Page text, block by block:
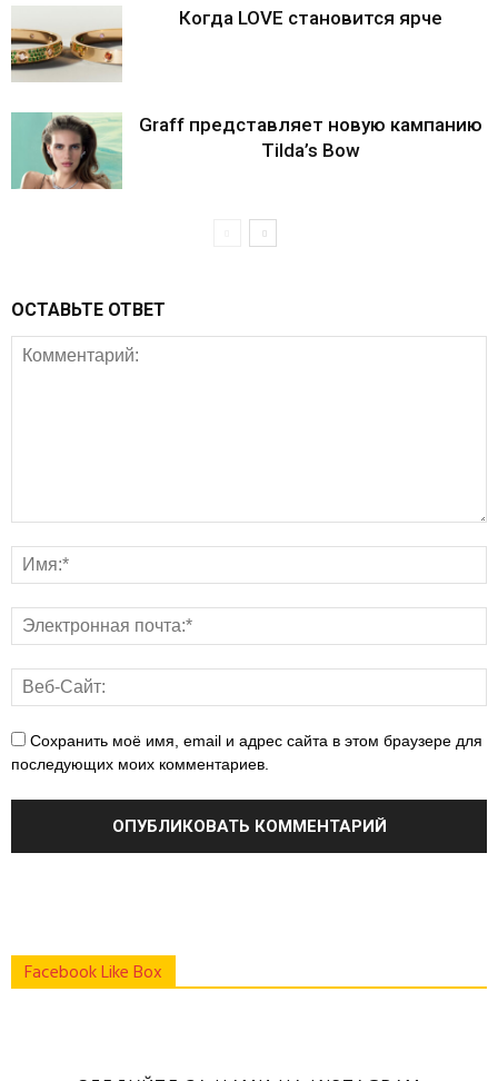
Когда LOVE становится ярче
Graff представляет новую кампанию
Tilda’s Bow
ОСТАВЬТЕ ОТВЕТ
Сохранить моё имя, email и адрес сайта в этом браузере для
последующих моих комментариев.
Facebook Like Box